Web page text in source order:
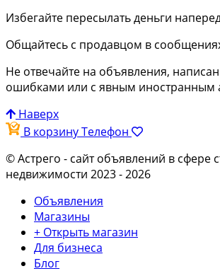
Избегайте пересылать деньги
Общайтесь с продавцом в
Не отвечайте на объявления,
ошибками или с явным иностранным
Наверх
В корзинуТелефон
© Астрего - сайт объявлений в сфере
недвижимости 2023 - 2026
Объявления
Магазины
+ Открыть магазин
Для бизнеса
Блог